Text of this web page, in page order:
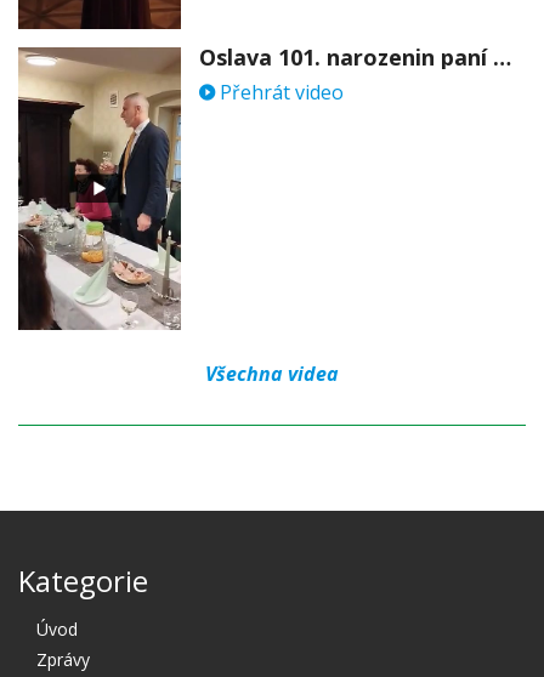
Oslava 101. narozenin paní Věry Skořepové
Přehrát video
Všechna videa
Kategorie
Úvod
Zprávy